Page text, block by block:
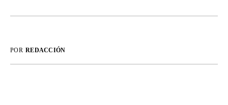
POR REDACCIÓN